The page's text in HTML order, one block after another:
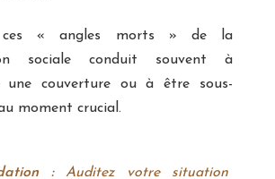
ces « angles morts » de la
sociale conduit souvent à
une couverture ou à être sous-
moment crucial.
:Auditez votre situation